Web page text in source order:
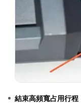
結束高頻寬占用行程